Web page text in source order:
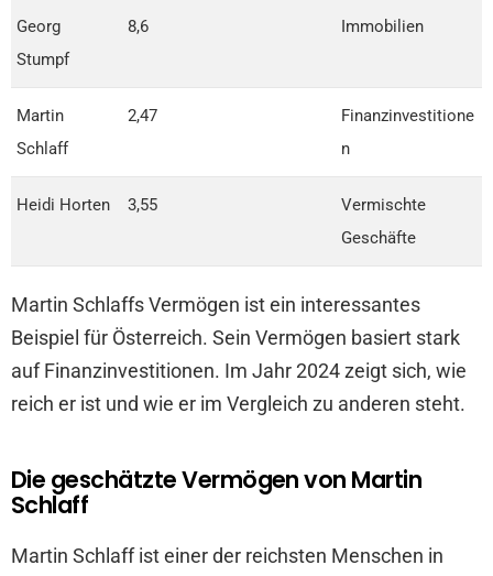
Georg
Stumpf
8,6 Immobilien
Martin
Schlaff
2,47
Finanzinvestitione
n
Heidi Horten 3,55
Vermischte
Geschäfte
Martin Schlaffs Vermögen ist ein interessantes
Beispiel für Österreich. Sein Vermögen basiert stark
auf Finanzinvestitionen. Im Jahr 2024 zeigt sich, wie
reich er ist und wie er im Vergleich zu anderen steht.
Die geschätzte Vermögen von Martin
Schlaff
Martin Schlaff ist einer der reichsten Menschen in